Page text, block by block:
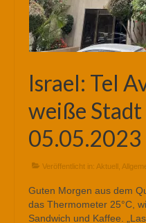
Israel: Tel
weiße Stadt
05.05.2023
Veröffentlicht in: Aktuell
Guten Morgen aus dem
das Thermometer 25°C,
Sandwich und Kaffee.